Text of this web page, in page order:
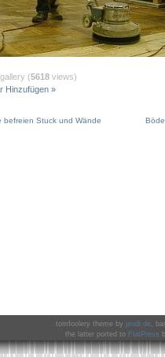
(5618 views)
Hinzufügen »
befreien Stuck und Wände
tomfoolery theme by jeudi.de,
the latter ported to FlatPress